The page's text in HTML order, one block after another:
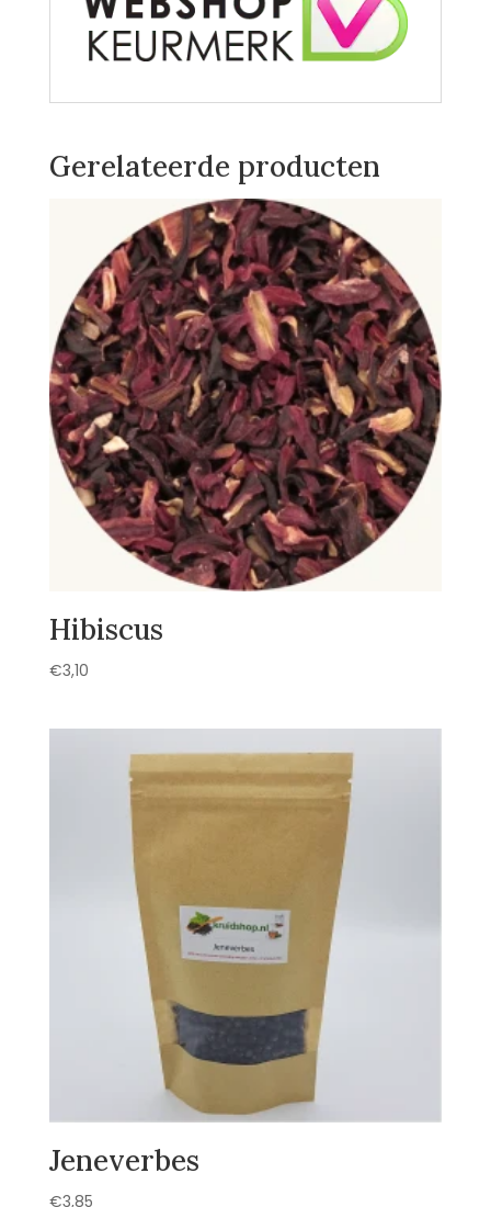
Gerelateerde producten
Hibiscus
€3,10
Jeneverbes
€3,85